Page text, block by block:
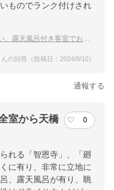
ものでランク付けされ
風呂付き客室でおすすめの宿は？
の回答（投稿日：2024/9/10）
通報する
室から天橋
0
れる「智恩寺」、「廻
に有り、非常に立地に
、露天風呂が有り、眺